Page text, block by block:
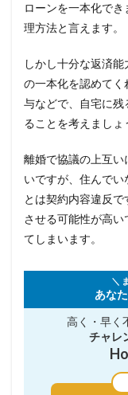
ローンを一本化で
理方法と言えます。
しかし十分な返済
の一本化を認めて
与などで、自宅に
ることを考えましょ
離婚で協議の上互
いですが、住んでい
とは契約内容違反
させる可能性が高
てしまいます。
＼
あな
高く・早く
チャレ